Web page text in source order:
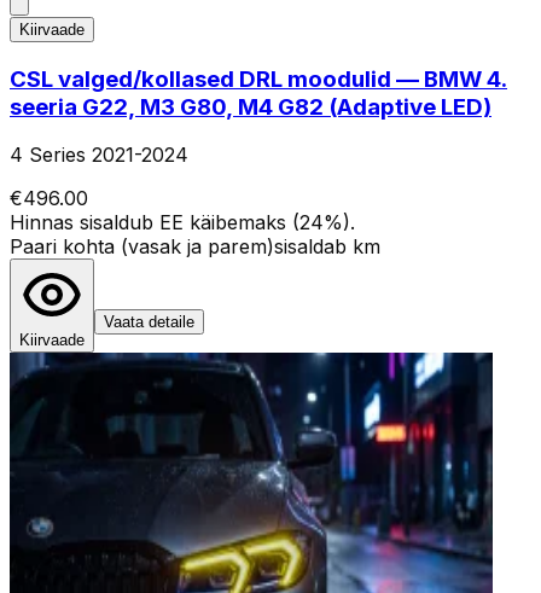
Kiirvaade
CSL valged/kollased DRL moodulid — BMW 4.
seeria G22, M3 G80, M4 G82 (Adaptive LED)
4 Series 2021-2024
€496.00
Hinnas sisaldub EE käibemaks (24%).
Paari kohta (vasak ja parem)sisaldab km
Kiirvaade
Vaata detaile